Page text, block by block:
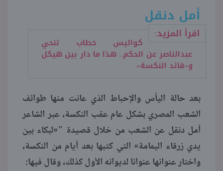
أمل دنقل
اقرأ المزيد:
كواليس خطاب تنحي
عبدالناصر عن الحكم.. هذا ما دار بين هيكل
و«قائد النكسة»
بعد حالة اليأس والإحباط الذي عانت منها طوائف
الشعب المصري بشكل عام عقب النكسة، عبر الشاعر
أمل دنقل عن الشعب من خلال قصيدة "«لبكاء بين
يدي زرقاء اليمامة» التي كتبها بعد أيام من النكسة،
واختار عنوانها عنوانا لديوانه الأول كذلك، وقال فيها: